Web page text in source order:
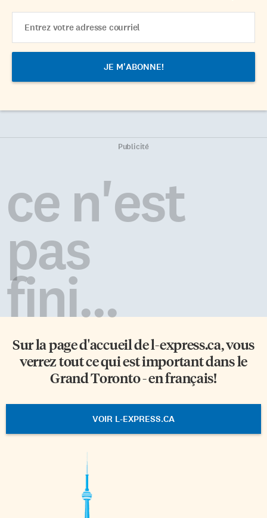
Address
Publicité
ce n'est
pas
fini...
Sur la page d'accueil del-express.ca, vous
verrez tout ce qui est important dans le
Grand Toronto - en français!
VOIR L-EXPRESS.CA